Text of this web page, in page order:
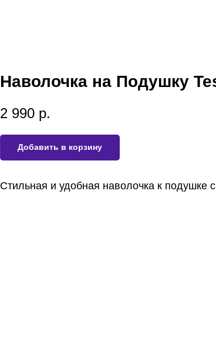
Наволочка на Подушку
2 990 р.
Добавить в корзину
Стильная и удобная наволочка к подушке